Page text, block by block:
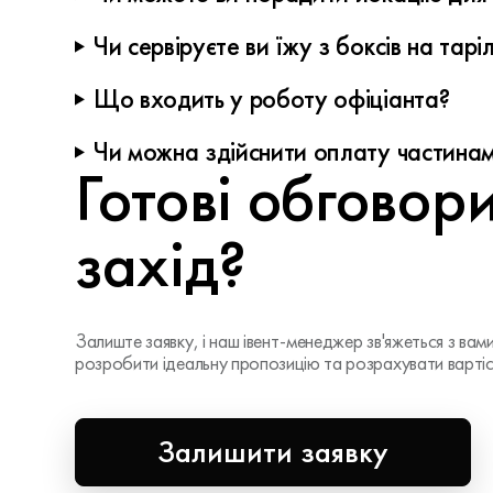
Чи сервіруєте ви їжу з боксів на
індивідуальні рішення під концепцію заходу
Що входить у роботу офіціанта?
чистоти робочого місця - знання меню (склад страв,
в обнос / сет-меню) - подача напоїв (вода, вино,
Оперативне реагування на прохання гостей.
Чи можна здійснити оплату
Так, за потреби оплату можна розподілити на кілька
Готові
захід?
Залиште заявку, і наш івент-менеджер зв'яжеться з
розробити ідеальну пропозицію та розрахувати
Залишити заявку